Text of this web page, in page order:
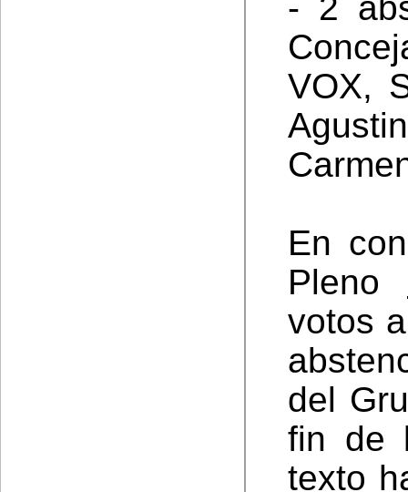
VOX,
En
Pleno
votos
del
fin de
texto